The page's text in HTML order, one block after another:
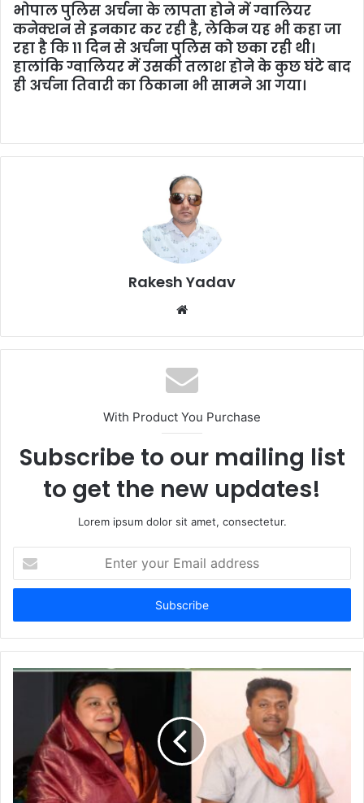
भोपाल पुलिस अर्चना के लापता होने में ग्वालियर
कनेक्शन से इनकार कर रही है, लेकिन यह भी कहा जा
रहा है कि 11 दिन से अर्चना पुलिस को छका रही थी।
हालांकि ग्वालियर में उसकी तलाश होने के कुछ घंटे बाद
ही अर्चना तिवारी का ठिकाना भी सामने आ गया।
Rakesh Yadav
b
s
i
e
With Product You Purchase
Subscribe to our mailing list
to get the new updates!
Lorem ipsum dolor sit amet, consectetur.
t
r
y
u
i
l
a